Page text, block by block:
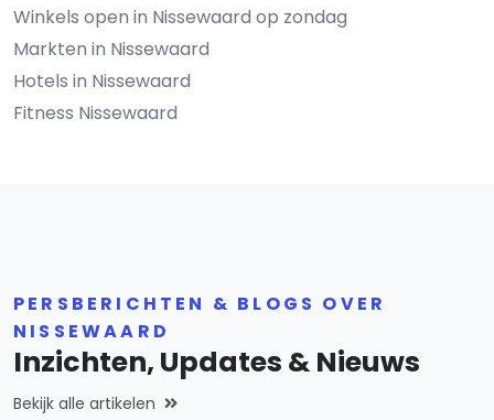
Winkels open in Nissewaard op zondag
Markten in Nissewaard
Hotels in Nissewaard
Fitness Nissewaard
PERSBERICHTEN & BLOGS OVER
NISSEWAARD
Inzichten, Updates & Nieuws
Bekijk alle artikelen